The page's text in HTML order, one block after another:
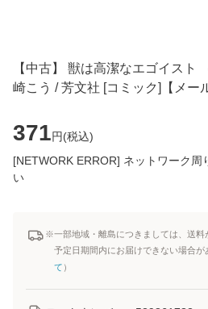
【中古】 獣は高潔なエゴイスト
崎こう / 芳文社 [コミック]【メー
371円(税込)
[NETWORK ERROR] ネットワーク周
い
※一部地域・離島につきましては、送料
予定日期間内にお届けできない場合が
て ）